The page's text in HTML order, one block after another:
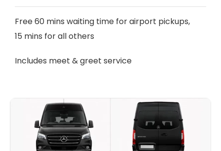
Free 60 mins waiting time for airport pickups,
15 mins for all others
Includes meet & greet service